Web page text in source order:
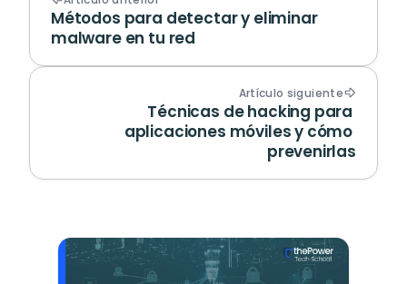
Métodos para detectar y eliminar
malware en tu red
Artículo siguiente
Técnicas de hacking para
aplicaciones móviles y cómo
prevenirlas